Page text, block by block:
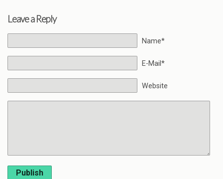
Leave a Reply
Name*
E-Mail*
Website
Publish